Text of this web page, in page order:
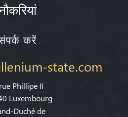
करें
state.com
Phillipe II
Luxembourg
Duché de